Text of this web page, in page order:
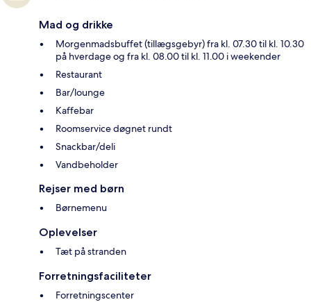
Mad og drikke
Morgenmadsbuffet (tillægsgebyr) fra kl. 07.30 til kl. 10.30
på hverdage og fra kl. 08.00 til kl. 11.00 i weekender
Restaurant
Bar/lounge
Kaffebar
Roomservice døgnet rundt
Snackbar/deli
Vandbeholder
Rejser med børn
Børnemenu
Oplevelser
Tæt på stranden
Forretningsfaciliteter
Forretningscenter